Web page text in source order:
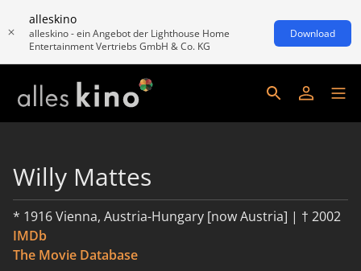
alleskino
alleskino - ein Angebot der Lighthouse Home
Entertainment Vertriebs GmbH & Co. KG
Download
Willy Mattes
* 1916 Vienna, Austria-Hungary [now Austria] | † 2002
IMDb
The Movie Database